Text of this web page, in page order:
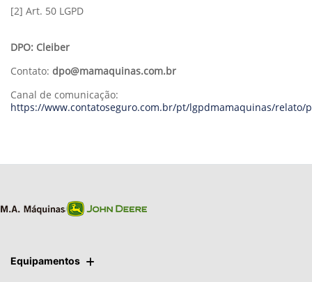
[2] Art. 50 LGPD
DPO: Cleiber
Contato: dpo@mamaquinas.com.br
Canal de comunicação:
https://www.contatoseguro.com.br/pt/lgpdmamaquinas/relato/
Equipamentos